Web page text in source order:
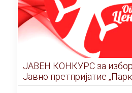
ЈАВЕН КОНКУРС за избор на Директор на
Јавно претпријатие „Паркинзи на Општина
Центар“ – Скопје